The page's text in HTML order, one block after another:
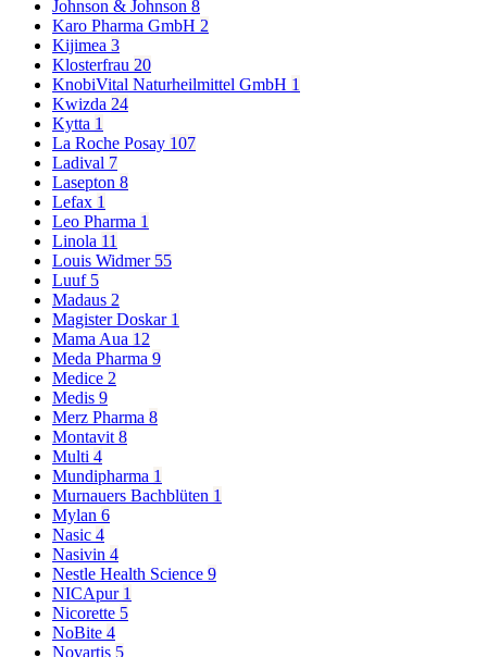
Johnson & Johnson 8
Karo Pharma GmbH 2
Kijimea 3
Klosterfrau 20
KnobiVital Naturheilmittel GmbH 1
Kwizda 24
Kytta 1
La Roche Posay 107
Ladival 7
Lasepton 8
Lefax 1
Leo Pharma 1
Linola 11
Louis Widmer 55
Luuf 5
Madaus 2
Magister Doskar 1
Mama Aua 12
Meda Pharma 9
Medice 2
Medis 9
Merz Pharma 8
Montavit8
Multi 4
Mundipharma 1
Murnauers Bachblüten 1
Mylan 6
Nasic 4
Nasivin 4
Nestle Health Science 9
NICApur 1
Nicorette 5
NoBite 4
Novartis 5